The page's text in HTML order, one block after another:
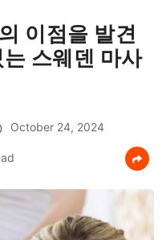
이점을 발견
스웨덴 마사
October 24, 2024